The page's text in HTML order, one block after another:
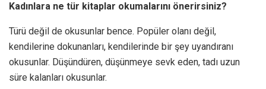
Kadınlara ne tür kitaplar okumalarını önerirsiniz?
Türü değil de okusunlar bence. Popüler olanı değil,
kendilerine dokunanları, kendilerinde bir şey uyandıranı
okusunlar. Düşündüren, düşünmeye sevk eden, tadı uzun
süre kalanları okusunlar.